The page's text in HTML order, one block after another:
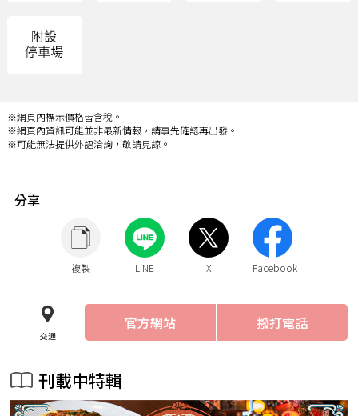
※網頁內標示價格皆含稅。
※網頁內資訊可能並非最新情報，請事先確認再出發。
※可能無法提供外語洽詢，敬請見諒。
分享
複製 LINE X Facebook
交通
官方網站 撥打電話
刊載中特輯